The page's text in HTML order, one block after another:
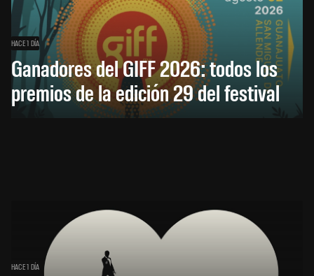
HACE 1 DÍA
Ganadores del GIFF 2026: todos los
premios de la edición 29 del festival
HACE 1 DÍA